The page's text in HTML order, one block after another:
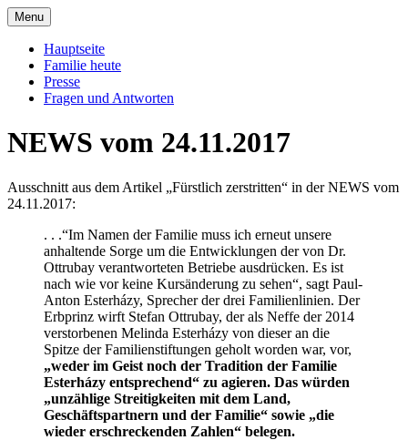
Skip
to
content
Familie Esterházy de Galantha
Galantha
Menu
Hauptseite
Familie heute
Presse
Fragen und Antworten
NEWS vom 24.11.2017
Ausschnitt aus dem Artikel „Fürstlich zerstritten“ in der NEWS vom
24.11.2017:
. . .“Im Namen der Familie muss ich erneut unsere
anhaltende Sorge um die Entwicklungen der von Dr.
Ottrubay verantworteten Betriebe ausdrücken. Es ist
nach wie vor keine Kursänderung zu sehen“, sagt Paul-
Anton Esterházy, Sprecher der drei Familienlinien. Der
Erbprinz wirft Stefan Ottrubay, der als Neffe der 2014
verstorbenen Melinda Esterházy von dieser an die
Spitze der Familienstiftungen geholt worden war, vor,
„weder im Geist noch der Tradition der Familie
Esterházy entsprechend“ zu agieren. Das würden
„unzählige Streitigkeiten mit dem Land,
Geschäftspartnern und der Familie“ sowie „die
wieder erschreckenden Zahlen“ belegen.